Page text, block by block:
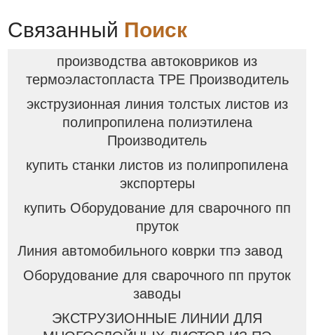
Связанный Поиск
производства автоковриков из
термоэластопласта TPE Производитель
экструзионная линия толстых листов из
полипропилена полиэтилена
Производитель
купить станки листов из полипропилена
экспортеры
купить Оборудование для сварочного пп
пруток
Линия автомобильного коврки тпэ завод
Оборудование для сварочного пп пруток
заводы
ЭКСТРУЗИОННЫЕ ЛИНИИ ДЛЯ